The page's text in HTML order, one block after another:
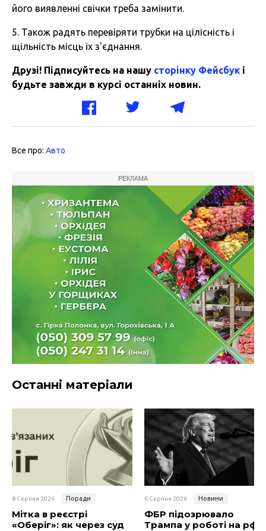
його виявленні свічки треба замінити.
5. Також радять перевіряти трубки на цілісність і
щільність місць їх з'єднання.
Друзі! Підписуйтесь на нашу сторінку Фейсбук і
будьте завжди в курсі останніх новин.
Все про: Авто
РЕКЛАМА
Останні матеріали
8 Серпня 2026 Поради
Мітка в реєстрі
«Оберіг»: як через суд
6 Серпня 2026 Новини
ФБР підозрювало
Трампа у роботі на рф